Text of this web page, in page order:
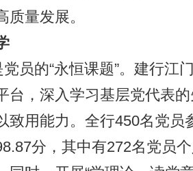
质量发展。
员的“永恒课题”。建行江
台，深入学习基层党代表
致用能力。全行450名党员
分，其中有272名党员